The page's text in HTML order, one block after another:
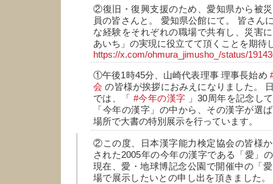
②復旧・復興支援のため、愛知県から被
員の皆さんと。 愛知県公館にて。 皆さん
な経験をそれぞれの職場で共有し、災害
あいち」の実現に役立てて頂くことを期待
https://x.com/ohmura_jimusho_/status/
①午後1時45分、山崎代表理事 理事長始め
会 の皆様が挨拶におみえになりました。
では、「#今年の漢字 」30周年を記念し
「今年の漢字」の中から、その漢字が選
場所で大書の特別展示を行っています。
②この度、日本漢字能力検定協会の皆様
された2005年の今年の漢字である「愛」
現在、愛・地球博記念公園で開催中の「
場で展示したいとの申し出を頂きました